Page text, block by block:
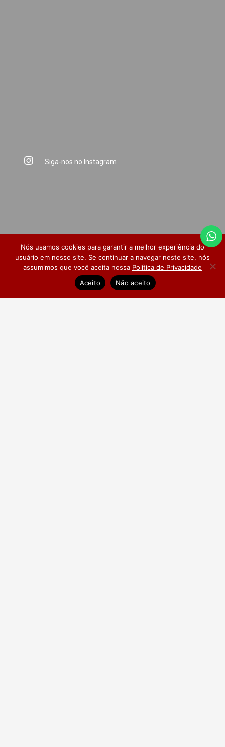
Siga-nos no Instagram
Pesquisa de Satisfação
Nós usamos cookies para garantir a melhor experiência do
usuário em nosso site. Se continuar a navegar neste site, nós
assumimos que você aceita nossa Política de Privacidade
Aceito
Não aceito